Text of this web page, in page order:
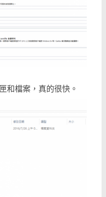
和檔案，真的很快。